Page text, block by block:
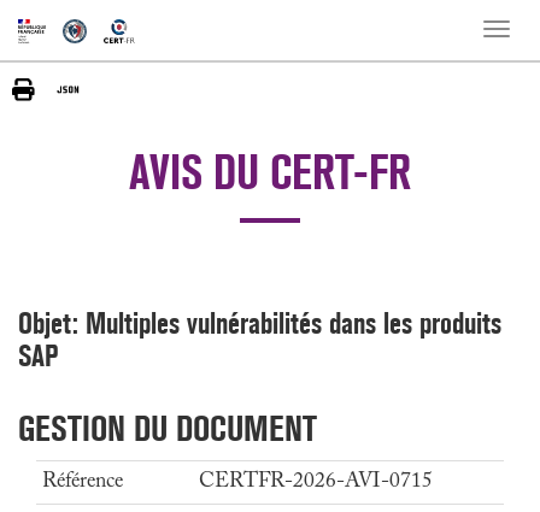
Toggle
AVIS DU CERT-FR
Objet: Multiples vulnérabilités dans les produits
SAP
GESTION DU DOCUMENT
Référence
CERTFR-2026-AVI-0715